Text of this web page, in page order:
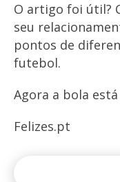
O artigo foi útil?
seu
pontos de
futebol.
Agora a bola
Felizes.pt